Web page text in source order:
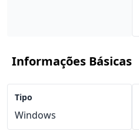
Informações Básicas
Tipo
Windows